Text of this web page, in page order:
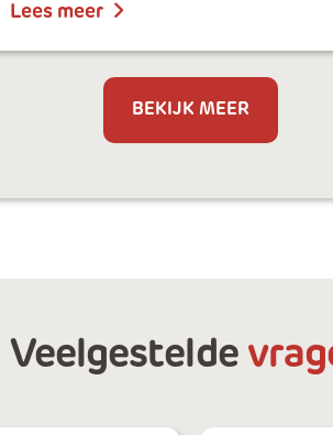
Lees meer
BEKIJK MEER
Veelgestelde